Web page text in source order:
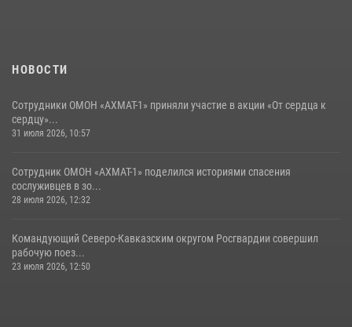
НОВОСТИ
Сотрудники ОМОН «АХМАТ-1» приняли участие в акции «От сердца к
сердцу»...
31 июля 2026, 10:57
Сотрудник ОМОН «АХМАТ-1» поделился историями спасения
сослуживцев в зо...
28 июля 2026, 12:32
Командующий Северо-Кавказским округом Росгвардии совершил
рабочую поез...
23 июля 2026, 12:50